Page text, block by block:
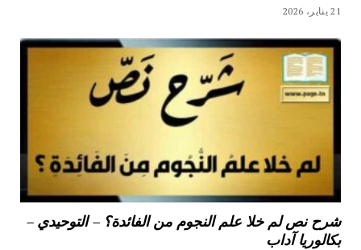
21 يناير، 2026
شرح نص لم خلا علم النجوم من الفائدة؟ – التوحيدي –
بكالوريا آداب